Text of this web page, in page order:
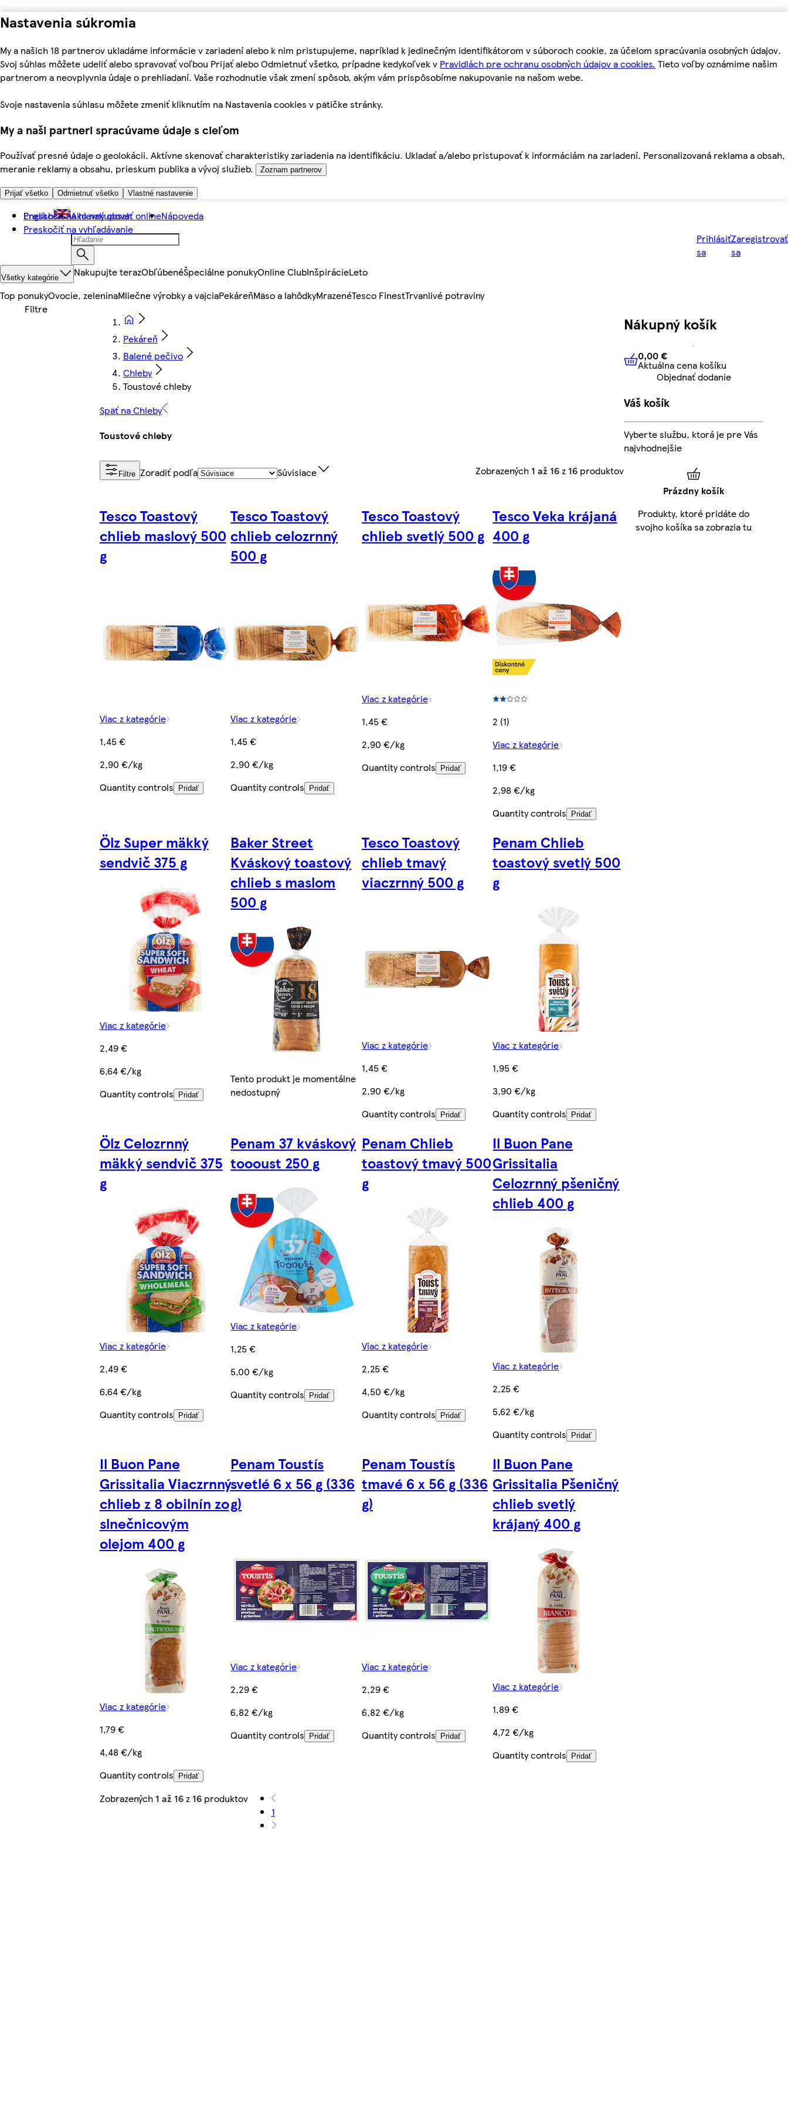
Nastavenia súkromia
My a našich 18 partnerov ukladáme informácie v zariadení alebo k nim pristupujeme, napríklad k jedinečným identifikátorom v súboroch cookie, za účelom spracúvania osobných údajov.
Svoj súhlas môžete udeliť alebo spravovať voľbou Prijať alebo Odmietnuť všetko, prípadne kedykoľvek v Pravidlách pre ochranu osobných údajov a cookies. Tieto voľby oznámime našim
partnerom a neovplyvnia údaje o prehliadaní. Vaše rozhodnutie však zmení spôsob, akým vám prispôsobíme nakupovanie na našom webe.
Svoje nastavenia súhlasu môžete zmeniť kliknutím na Nastavenia cookies v pätičke stránky.
My a naši partneri spracúvame údaje s cieľom
Používať presné údaje o geolokácii. Aktívne skenovať charakteristiky zariadenia na identifikáciu. Ukladať a/alebo pristupovať k informáciám na zariadení. Personalizovaná reklama a obsah,
meranie reklamy a obsahu, prieskum publika a vývoj služieb.
Zoznam partnerov
Prijať všetko Odmietnuť všetko Vlastné nastavenie
Preskočiť na hlavný obsah
Preskočiť na vyhľadávanie
English Ako nakupovať onlineNápoveda
Prihlásiť
sa
Zaregistrovať
sa
Všetky kategórie Nakupujte terazObľúbenéŠpeciálne ponukyOnline ClubInšpirácieLeto
Top ponukyOvocie, zeleninaMliečne výrobky a vajciaPekáreňMäso a lahôdkyMrazenéTesco FinestTrvanlivé potraviny
Pekáreň
Balené pečivo
Chleby
Toustové chleby
Späť na Chleby
Toustové chleby
Filtre Zoradiť podľa Súvisiace Zobrazených 1 až 16z 16 produktov
Tesco Toastový
chlieb maslový 500
g
Viac z kategórie
1,45 €
2,90 €/kg
Quantity controls
Pridať
Tesco Toastový
chlieb celozrnný
500 g
Viac z kategórie
1,45 €
2,90 €/kg
Quantity controls
Pridať
Tesco Toastový
chlieb svetlý 500 g
Viac z kategórie
1,45 €
2,90 €/kg
Quantity controls
Pridať
Tesco Veka krájaná
400 g
2 (1)
Viac z kategórie
1,19 €
2,98 €/kg
Quantity controls
Pridať
Ölz Super mäkký
sendvič 375 g
Viac z kategórie
2,49 €
6,64 €/kg
Quantity controls
Pridať
Baker Street
Kváskový toastový
chlieb s maslom
500 g
Tento produkt je momentálne
nedostupný
Tesco Toastový
chlieb tmavý
viaczrnný 500 g
Viac z kategórie
1,45 €
2,90 €/kg
Quantity controls
Pridať
Penam Chlieb
toastový svetlý 500
g
Viac z kategórie
1,95 €
3,90 €/kg
Quantity controls
Pridať
Ölz Celozrnný
mäkký sendvič 375
g
Viac z kategórie
2,49 €
6,64 €/kg
Quantity controls
Pridať
Penam 37 kváskový
toooust 250 g
Viac z kategórie
1,25 €
5,00 €/kg
Quantity controls Pridať
Penam Chlieb
toastový tmavý 500
g
Viac z kategórie
2,25 €
4,50 €/kg
Quantity controls
Pridať
Il Buon Pane
Grissitalia
Celozrnný pšeničný
chlieb 400 g
Viac z kategórie
2,25 €
5,62 €/kg
Quantity controls Pridať
Il Buon Pane
Grissitalia Viaczrnný
chlieb z 8 obilnín zo
slnečnicovým
olejom 400 g
Viac z kategórie
1,79 €
4,48 €/kg
Quantity controls
Pridať
Penam Toustís
svetlé 6 x 56 g (336
g)
Viac z kategórie
2,29 €
6,82 €/kg
Quantity controls Pridať
Penam Toustís
tmavé 6 x 56 g (336
g)
Viac z kategórie
2,29 €
6,82 €/kg
Quantity controls
Pridať
Il Buon Pane
Grissitalia Pšeničný
chlieb svetlý
krájaný 400 g
Viac z kategórie
1,89 €
4,72 €/kg
Quantity controls Pridať
Zobrazených 1 až 16z 16produktov
1
Nákupný košík
0,00 € Aktuálna cena košíku
0,00 €
Aktuálna cena košíku
Objednať dodanie
Váš košík
Vyberte službu, ktorá je pre Vás
najvhodnejšie
Prázdny košík
Produkty, ktoré pridáte do
svojho košíka sa zobrazia tu